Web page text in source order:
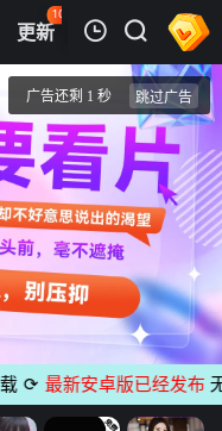
更新
102
热榜 APP
1
最新安卓版已经发布无广